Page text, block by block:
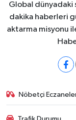
Global dünyadaki
dakika haberleri
aktarma misyonu
Nöbetçi